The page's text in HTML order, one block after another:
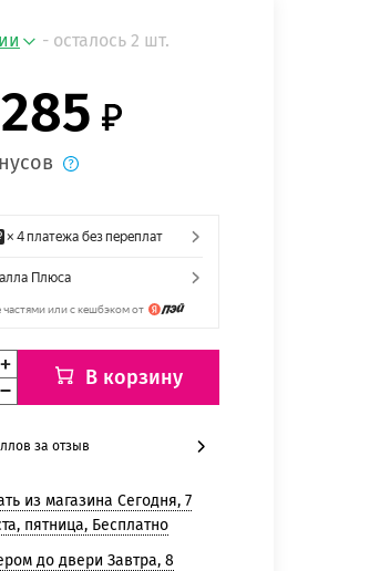
- осталось 2 шт.
В корзину
за отзыв
из магазина Сегодня, 7
пятница, Бесплатно
до двери Завтра, 8